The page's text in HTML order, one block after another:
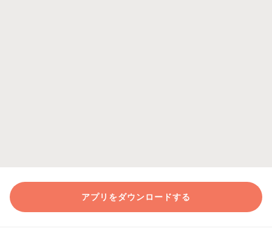
アプリをダウンロードする